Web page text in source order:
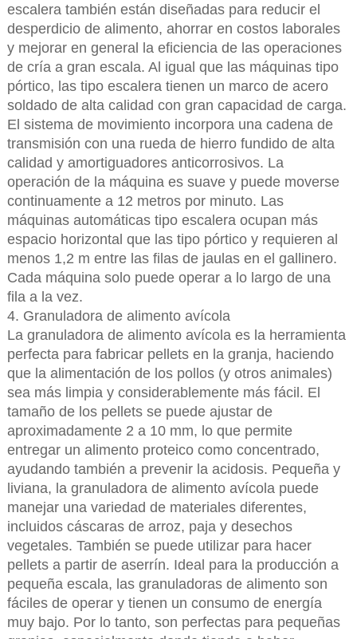
escalera también están diseñadas para reducir el
desperdicio de alimento, ahorrar en costos laborales
y mejorar en general la eficiencia de las operaciones
de cría a gran escala. Al igual que las máquinas tipo
pórtico, las tipo escalera tienen un marco de acero
soldado de alta calidad con gran capacidad de carga.
El sistema de movimiento incorpora una cadena de
transmisión con una rueda de hierro fundido de alta
calidad y amortiguadores anticorrosivos. La
operación de la máquina es suave y puede moverse
continuamente a 12 metros por minuto. Las
máquinas automáticas tipo escalera ocupan más
espacio horizontal que las tipo pórtico y requieren al
menos 1,2 m entre las filas de jaulas en el gallinero.
Cada máquina solo puede operar a lo largo de una
fila a la vez.
4. Granuladora de alimento avícola
La granuladora de alimento avícola es la herramienta
perfecta para fabricar pellets en la granja, haciendo
que la alimentación de los pollos (y otros animales)
sea más limpia y considerablemente más fácil. El
tamaño de los pellets se puede ajustar de
aproximadamente 2 a 10 mm, lo que permite
entregar un alimento proteico como concentrado,
ayudando también a prevenir la acidosis. Pequeña y
liviana, la granuladora de alimento avícola puede
manejar una variedad de materiales diferentes,
incluidos cáscaras de arroz, paja y desechos
vegetales. También se puede utilizar para hacer
pellets a partir de aserrín. Ideal para la producción a
pequeña escala, las granuladoras de alimento son
fáciles de operar y tienen un consumo de energía
muy bajo. Por lo tanto, son perfectas para pequeñas